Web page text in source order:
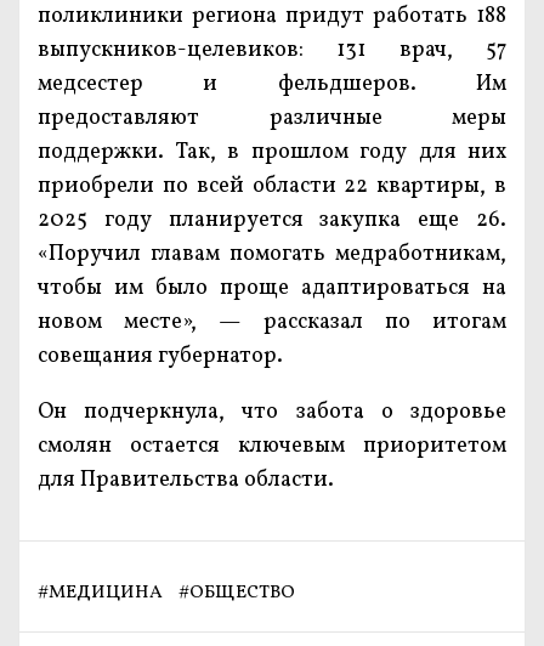
поликлиники региона придут работать 188
выпускников-целевиков: 131 врач, 57
медсестер и фельдшеров. Им
предоставляют различные меры
поддержки. Так, в прошлом году для них
приобрели по всей области 22 квартиры, в
2025 году планируется закупка еще 26.
«Поручил главам помогать медработникам,
чтобы им было проще адаптироваться на
новом месте», — рассказал по итогам
совещания губернатор.
Он подчеркнула, что забота о здоровье
смолян остается ключевым приоритетом
для Правительства области.
#МЕДИЦИНА #ОБЩЕСТВО